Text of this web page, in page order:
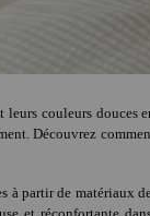
couleurs douces
Découvrez
partir de matériaux